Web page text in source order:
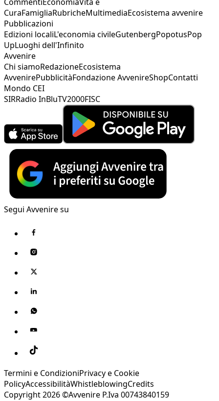
CuraFamigliaRubricheMultimediaEcosistema avvenire
Pubblicazioni
Edizioni localiL'economia civileGutenbergPopotusPop
UpLuoghi dell'Infinito
Avvenire
Chi siamoRedazioneEcosistema
AvvenirePubblicitàFondazione AvvenireShopContatti
Mondo CEI
SIRRadio InBluTV2000FISC
Segui Avvenire su
Termini e CondizioniPrivacy e Cookie
PolicyAccessibilitàWhistleblowingCredits
Copyright 2026 ©Avvenire P.Iva 00743840159